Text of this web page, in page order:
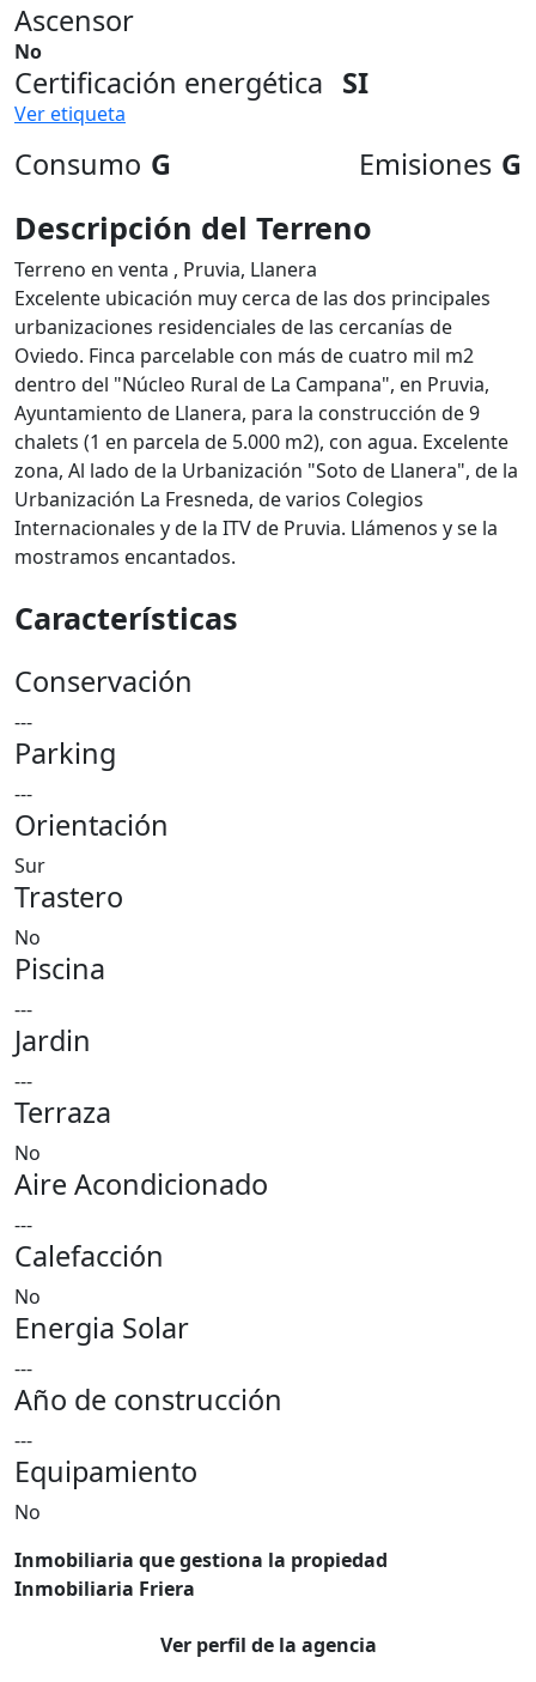
Ascensor
No
Certificación energética SI
Ver etiqueta
Consumo G Emisiones G
Descripción del Terreno
Terreno en venta , Pruvia, Llanera
Excelente ubicación muy cerca de las dos principales
urbanizaciones residenciales de las cercanías de
Oviedo. Finca parcelable con más de cuatro mil m2
dentro del "Núcleo Rural de La Campana", en Pruvia,
Ayuntamiento de Llanera, para la construcción de 9
chalets (1 en parcela de 5.000 m2), con agua. Excelente
zona, Al lado de la Urbanización "Soto de Llanera", de la
Urbanización La Fresneda, de varios Colegios
Internacionales y de la ITV de Pruvia. Llámenos y se la
mostramos encantados.
Características
Conservación
---
Parking
---
Orientación
Sur
Trastero
No
Piscina
---
Jardin
---
Terraza
No
Aire Acondicionado
---
Calefacción
No
Energia Solar
---
Año de construcción
---
Equipamiento
No
Inmobiliaria que gestiona la propiedad
Inmobiliaria Friera
Ver perfil de la agencia